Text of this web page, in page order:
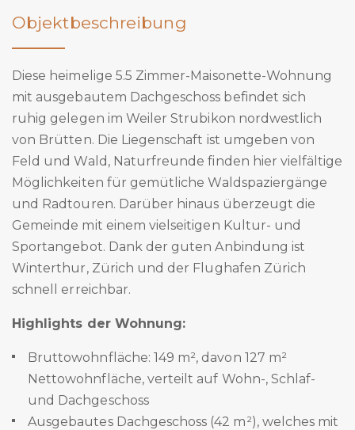
Objektbeschreibung
Diese heimelige 5.5 Zimmer-Maisonette-Wohnung
mit ausgebautem Dachgeschoss befindet sich
ruhig gelegen im Weiler Strubikon nordwestlich
von Brütten. Die Liegenschaft ist umgeben von
Feld und Wald, Naturfreunde finden hier vielfältige
Möglichkeiten für gemütliche Waldspaziergänge
und Radtouren. Darüber hinaus überzeugt die
Gemeinde mit einem vielseitigen Kultur- und
Sportangebot. Dank der guten Anbindung ist
Winterthur, Zürich und der Flughafen Zürich
schnell erreichbar.
Highlights der Wohnung:
Bruttowohnfläche: 149 m², davon 127 m²
Nettowohnfläche, verteilt auf Wohn-, Schlaf-
und Dachgeschoss
Ausgebautes Dachgeschoss (42 m²), welches mit